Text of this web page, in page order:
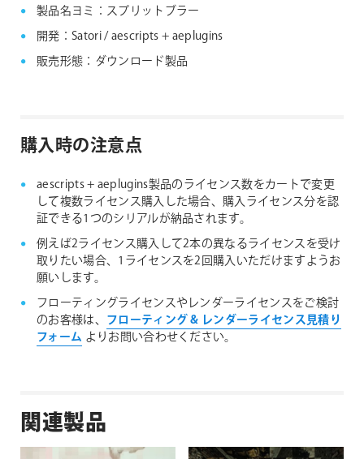
製品名ヨミ：スプリットブラー
開発：Satori / aescripts + aeplugins
販売形態：ダウンロード製品
購入時の注意点
aescripts + aeplugins製品のライセンス数をカートで変更
して複数ライセンス購入した場合、購入ライセンス分を認
証できる1つのシリアルが納品されます。
例えば2ライセンス購入して2本の異なるライセンスを受け
取りたい場合、1ライセンスを2回購入いただけますようお
願いします。
フローティングライセンスやレンダーライセンスをご検討
のお客様は、 フローティング & レンダーライセンス見積り
フォーム よりお問い合わせください。
関連製品